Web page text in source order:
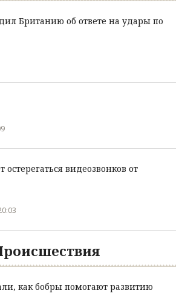
Британию об ответе на удары по
видеозвонков от
как бобры помогают развитию